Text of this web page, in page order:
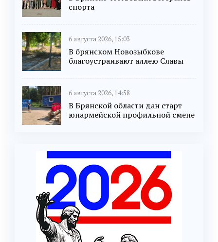
спорта
6 августа 2026, 15:03
В брянском Новозыбкове
благоустраивают аллею Славы
6 августа 2026, 14:58
В Брянской области дан старт
юнармейской профильной смене